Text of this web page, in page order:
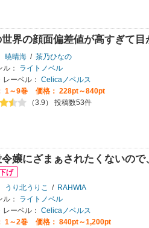
世界の顔面偏差値が高すぎて目
暁晴海 / 茶乃ひなの
ル：
ライトノベル
レーベル： Celicaノベルス
1～9巻
価格： 228pt～840pt
（3.9） 投稿数53件
嬢にざまぁされたくないの
うり北うりこ / RAHWIA
ル：
ライトノベル
レーベル： Celicaノベルス
1～2巻
価格： 840pt～1,200pt